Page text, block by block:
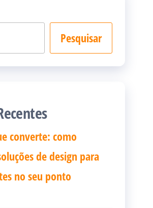
Pesquisar
converte: como
de design para
no seu ponto